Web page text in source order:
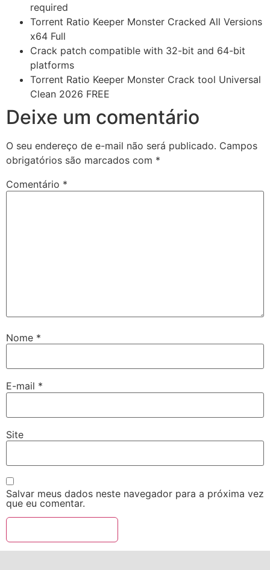
required
Torrent Ratio Keeper Monster Cracked All Versions
x64 Full
Crack patch compatible with 32-bit and 64-bit
platforms
Torrent Ratio Keeper Monster Crack tool Universal
Clean 2026 FREE
Deixe um comentário
O seu endereço de e-mail não será publicado. Campos
obrigatórios são marcados com *
Comentário *
Nome *
E-mail *
Site
Salvar meus dados neste navegador para a próxima vez
que eu comentar.